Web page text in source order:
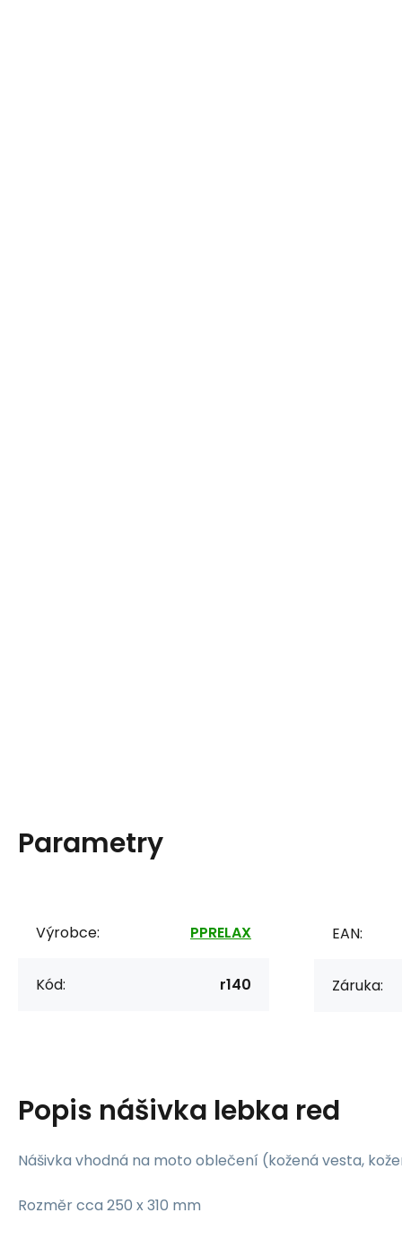
Parametry
Výrobce: PPRELAX
Kód: r140
EAN:
Záruka:
Popis nášivka lebka red
Nášivka vhodná na moto oblečení (kožená vesta,
Rozměr cca 250 x 310 mm